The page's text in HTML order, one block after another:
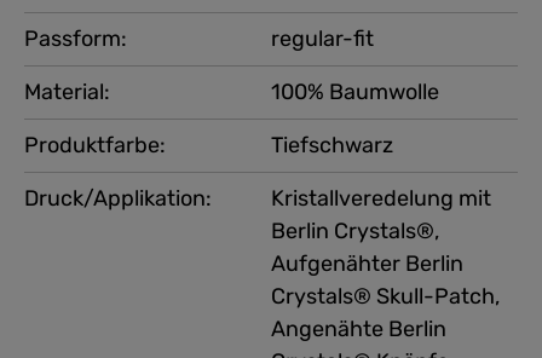
Produktfarbe: Tiefschwarz
Material: 100% Baumwolle
Druck/Applikation:
Kristallveredelung mit
Berlin Crystals®,
Aufgenähter Berlin
Crystals® Skull-Patch,
Angenähte Berlin
Passform: regular-fit